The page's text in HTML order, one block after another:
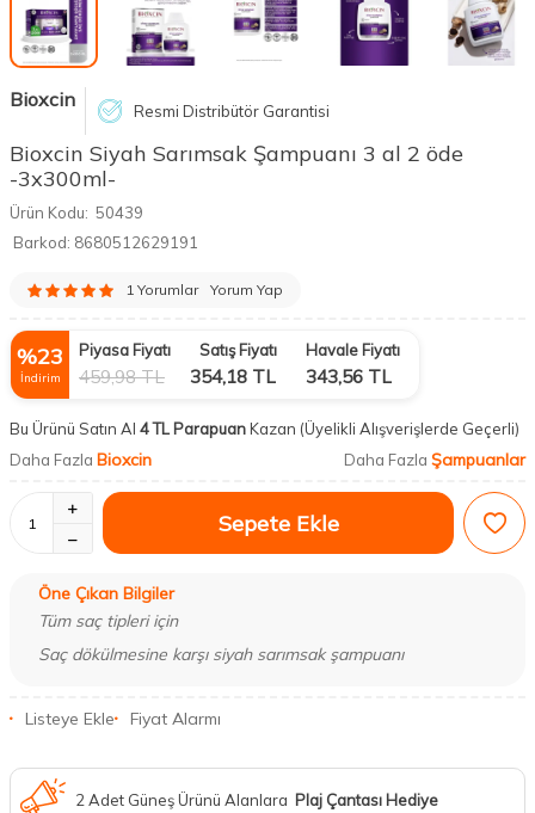
Bioxcin Resmi Distribütör Garantisi
Bioxcin Siyah Sarımsak Şampuanı 3 al 2 öde
-3x300ml-
Ürün Kodu: 50439
Barkod: 8680512629191
1 Yorumlar Yorum Yap
%23
İndirim
Piyasa Fiyatı
459,98TL
Satış Fiyatı
354,18 TL
Havale Fiyatı
343,56 TL
Bu Ürünü Satın Al 4 TL ParapuanKazan (Üyelikli Alışverişlerde Geçerli)
Daha Fazla Bioxcin Daha Fazla Şampuanlar
Sepete Ekle
Öne Çıkan Bilgiler
Tüm saç tipleri için
Saç dökülmesine karşı siyah sarımsak şampuanı
Listeye Ekle Fiyat Alarmı
2 Adet Güneş Ürünü Alanlara Plaj Çantası Hediye